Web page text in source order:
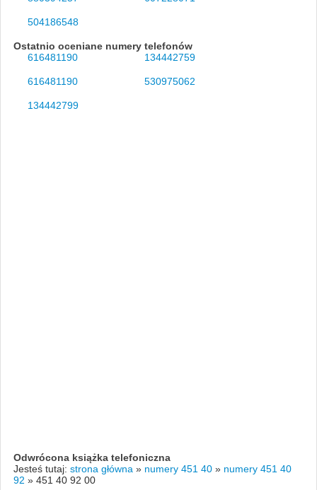
504186548
Ostatnio oceniane numery telefonów
616481190
134442759
616481190 530975062
134442799
Odwrócona książka telefoniczna
Jesteś tutaj: strona główna » numery 451 40 » numery 451 40
92 » 451 40 92 00